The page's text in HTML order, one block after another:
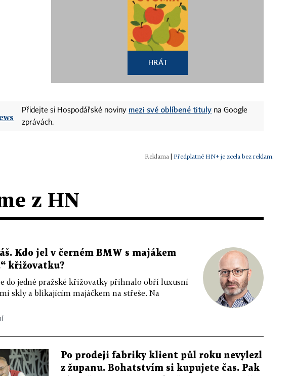
HRÁT
Přidejte si Hospodářské noviny mezi své oblíbené tituly na Google
zprávách.
Předplatné HN+ je zcela bez reklam.
z HN
Kdo jel v černém BMW s majákem
křižovatku?
do jedné pražské křižovatky přihnalo obří luxusní
skly a blikajícím majáčkem na střeše. Na
Po prodeji fabriky klient půl roku nevylezl
z županu. Bohatstvím si kupujete čas. Pak